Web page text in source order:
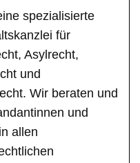
spezialisierte
für
Asylrecht,
und
Wir beraten und
und
allen